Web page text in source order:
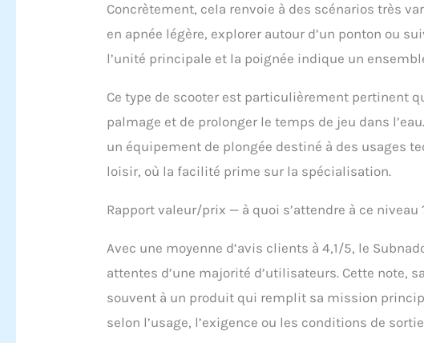
Concrètement, cela renvoie à des scénarios très
en apnée légère, explorer autour d’un ponton ou
l’unité principale et la poignée indique un
Ce type de scooter est particulièrement pertinent
palmage et de prolonger le temps de jeu dans
un équipement de plongée destiné à des usages
loisir, où la facilité prime sur la spécialisation.
Rapport valeur/prix — à quoi s’attendre à ce niveau
Avec une moyenne d’avis clients à 4,1/5, le
attentes d’une majorité d’utilisateurs. Cette note,
souvent à un produit qui remplit sa mission
selon l’usage, l’exigence ou les conditions de